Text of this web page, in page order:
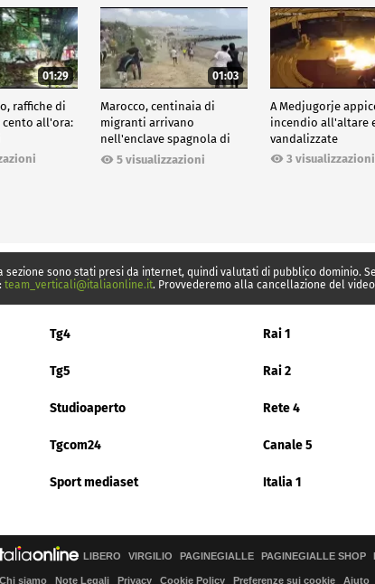
01:29
raffiche di
all'ora:
01:03
Marocco, centinaia di
migranti arrivano
nell'enclave spagnola di
Ceuta5 visualizzazioni
A Medjugorje
incendio all'altare
vandalizzate
3 visualizzazioni
sezione sono stati presi da internet, quindi valutati di pubblico
team_verticali@italiaonline.it. Provvederemo alla cancellazione del
Tg4 Rai 1
Tg5 Rai 2
Studioaperto Rete 4
Tgcom24 Canale 5
Sport mediaset Italia 1
LIBERO VIRGILIO PAGINEGIALLE PAGINEGIALLE SHOP
Chi siamo Note Legali Privacy Cookie Policy Preferenze sui cookie Aiuto